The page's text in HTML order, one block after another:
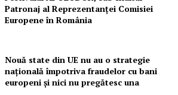
Patronaj al Reprezentanței Comisiei
Europene în România
Nouă state din UE nu au o strategie
națională împotriva fraudelor cu bani
europeni și nici nu pregătesc una